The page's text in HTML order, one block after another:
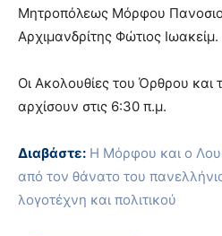
Μητροπόλεως Μόρφου
Αρχιμανδρίτης Φώτιος Ιωακείμ.
Οι Ακολουθίες του Όρθρου και
αρχίσουν στις 6:30 π.μ.
Διαβάστε: Η Μόρφου και ο
από τον θάνατο του
λογοτέχνη και πολιτικού